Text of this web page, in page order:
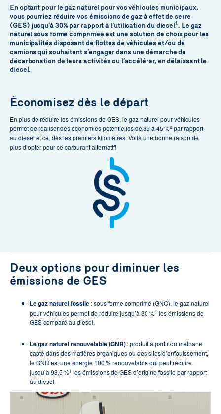
En optant pour le gaz naturel pour vos véhicules municipaux,
vous pourriez réduire vos émissions de gaz à effet de serre
(GES) jusqu’à 30% par rapport à l’utilisation du diesel1. Le gaz
naturel sous forme comprimée est une solution de choix pour les
municipalités disposant de flottes de véhicules et/ou de
camions qui souhaitent s’engager dans une démarche de
décarbonation de leurs activités ou l’accélérer, en délaissant le
diesel.
Économisez dès le départ
En plus de réduire les émissions de GES, le gaz naturel pour véhicules
permet de réaliser des économies potentielles de 35 à 45 %2 par rapport
au diesel et ce, dès les premiers kilomètres. Voilà une bonne raison de
plus d’opter pour ce carburant alternatif!
Deux options pour diminuer les
émissions de GES
Le gaz naturel fossile : sous forme comprimé (GNC), le gaz naturel
pour véhicules permet de réduire jusqu’à 30 %1 les émissions de
GES comparé au diesel.
Le gaz naturel renouvelable (GNR): produit à partir du méthane
capté dans des matières organiques ou des sites d’enfouissement,
le GNR est une énergie 100 % renouvelable qui peut réduire
jusqu’à 93,5 %1 les émissions de GES d’origine fossile par rapport
au diesel.